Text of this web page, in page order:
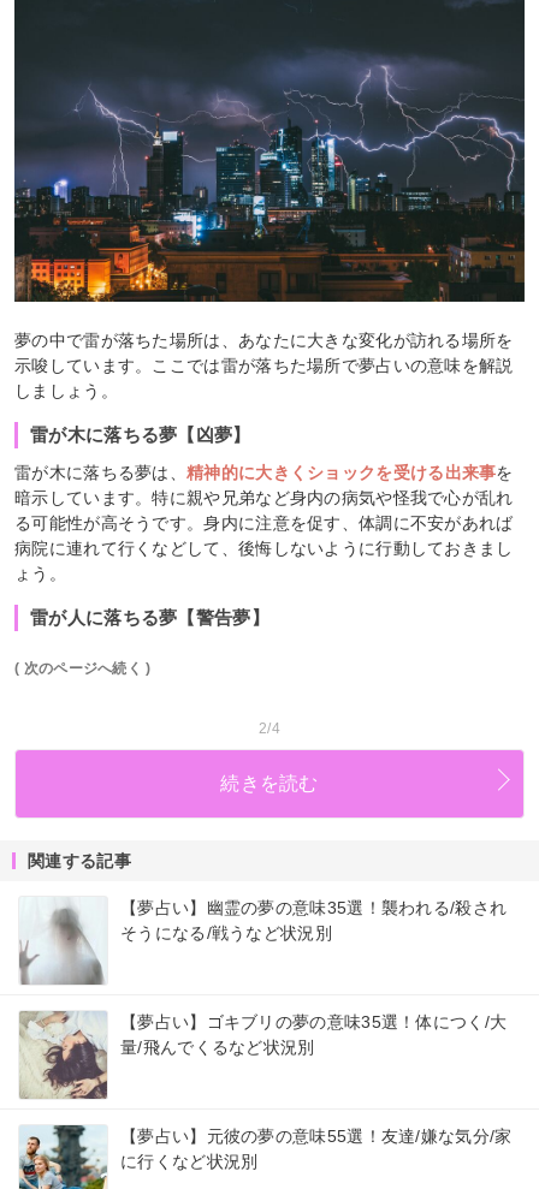
夢の中で雷が落ちた場所は、あなたに大きな変化が訪れる場所を
示唆しています。ここでは雷が落ちた場所で夢占いの意味を解説
しましょう。
雷が木に落ちる夢【凶夢】
雷が木に落ちる夢は、 精神的に大きくショックを受ける出来事を
暗示しています。特に親や兄弟など身内の病気や怪我で心が乱れ
る可能性が高そうです。身内に注意を促す、体調に不安があれば
病院に連れて行くなどして、後悔しないように行動しておきまし
ょう。
雷が人に落ちる夢【警告夢】
( 次のページへ続く )
2/4
続きを読む
関連する記事
【夢占い】幽霊の夢の意味35選！襲われる/殺され
そうになる/戦うなど状況別
【夢占い】ゴキブリの夢の意味35選！体につく/大
量/飛んでくるなど状況別
【夢占い】元彼の夢の意味55選！友達/嫌な気分/家
に行くなど状況別